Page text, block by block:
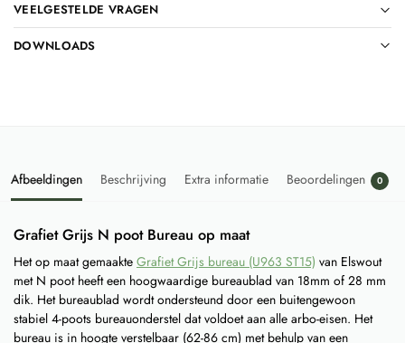
VEELGESTELDE VRAGEN
DOWNLOADS
Afbeeldingen Beschrijving Extra informatie Beoordelingen 0
Grafiet Grijs N poot Bureau op maat
Het op maat gemaakte Grafiet Grijs bureau (U963 ST15) van Elswout
met N poot heeft een hoogwaardige bureaublad van 18mm of 28 mm
dik. Het bureaublad wordt ondersteund door een buitengewoon
stabiel 4-poots bureauonderstel dat voldoet aan alle arbo-eisen. Het
bureau is in hoogte verstelbaar (62-86 cm) met behulp van een